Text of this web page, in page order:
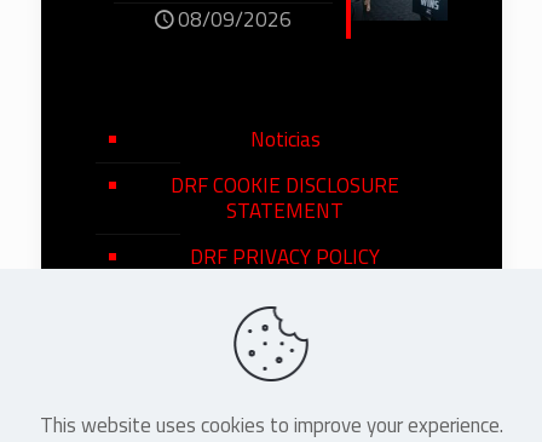
08/09/2026
Noticias
DRF COOKIE DISCLOSURE
STATEMENT
DRF PRIVACY POLICY
This website uses cookies to improve your experience.